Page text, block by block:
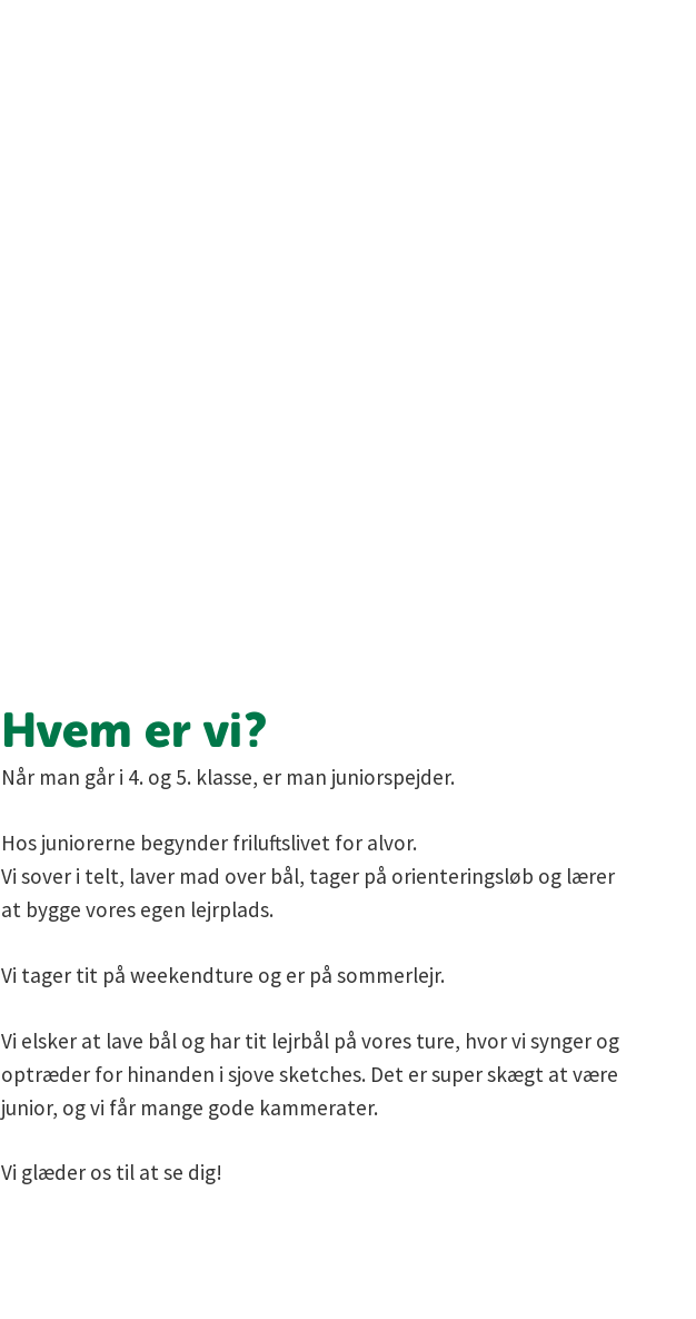
Hvem er vi?
Når man går i 4. og 5. klasse, er man juniorspejder.
Hos juniorerne begynder friluftslivet for alvor.
Vi sover i telt, laver mad over bål, tager på orienteringsløb og lærer
at bygge vores egen lejrplads.
Vi tager tit på weekendture og er på sommerlejr.
Vi elsker at lave bål og har tit lejrbål på vores ture, hvor vi synger og
optræder for hinanden i sjove sketches. Det er super skægt at være
junior, og vi får mange gode kammerater.
Vi glæder os til at se dig!